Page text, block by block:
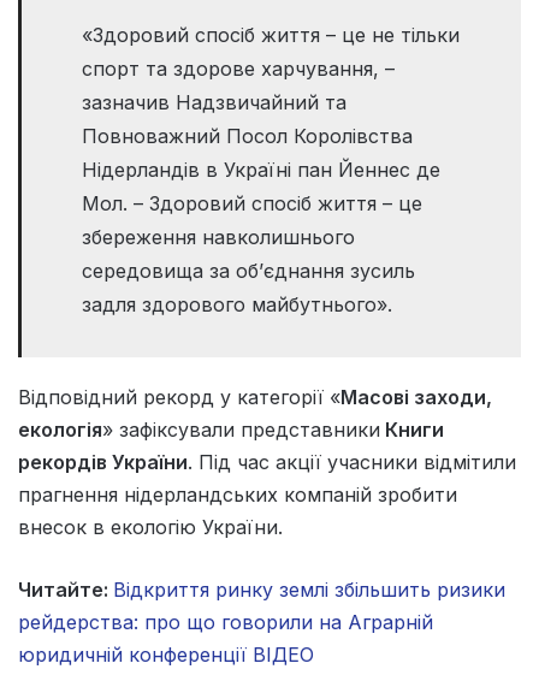
«Здоровий спосіб життя – це не тільки
спорт та здорове харчування, –
зазначив Надзвичайний та
Повноважний Посол Королівства
Нідерландів в Україні пан Йеннес де
Мол. – Здоровий спосіб життя – це
збереження навколишнього
середовища за об’єднання зусиль
задля здорового майбутнього».
Відповідний рекорд у категорії «Масові заходи,
екологія» зафіксували представники Книги
рекордів України. Під час акції учасники відмітили
прагнення нідерландських компаній зробити
внесок в екологію України.
Читайте: Відкриття ринку землі збільшить ризики
рейдерства: про що говорили на Аграрній
юридичній конференції ВІДЕО